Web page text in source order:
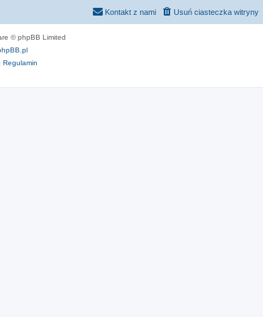
Usuń ciasteczka witryny
Kontakt z nami
© phpBB Limited
Regulamin